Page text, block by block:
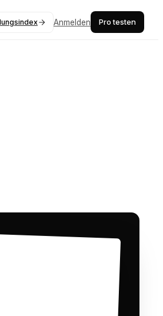
Anmelden Pro testen